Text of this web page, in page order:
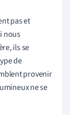
pas et
nous
ils se
de
provenir
ne se